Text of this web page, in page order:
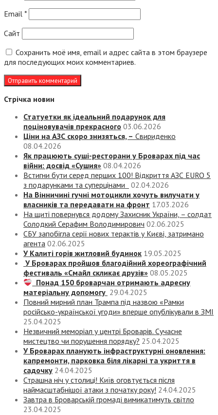
Email *
Сайт
Сохранить моё имя, email и адрес сайта в этом браузере
для последующих моих комментариев.
Стрічка новин
Статуетки як ідеальний подарунок для
поціновувачів прекрасного 03.06.2026
Ціни на АЗС скоро знизяться, – Свириденко
08.04.2026
Як працюють суші-ресторани у Броварах під час
війни: досвід «Сушия» 08.04.2026
Встигни бути серед перших 100! Відкриття АЗС EURO 5
з подарунками та суперцінами
02.04.2026
На Вінничині гучні мотоцикли хочуть вилучати у
власників та передавати на фронт 17.03.2026
На щиті повернувся додому Захисник України, – солдат
Солодкий Серафим Володимирович 02.06.2025
СБУ запобігла серії нових терактів у Києві, затримано
агента 02.06.2025
У Калиті горів житловий будинок 19.05.2025
У Броварах пройшов благодійний хореографічний
фестиваль «Смайл скликає друзів» 08.05.2025
Понад 150 броварчан отримають адресну
матеріальну допомогу 29.04.2025
Повний мирний план Трампа під назвою «‎Рамки
російсько-української угоди» вперше опублікували в ЗМІ
25.04.2025
Незвичний меморіал у центрі Броварів. Сучасне
мистецтво чи порушення порядку? 25.04.2025
У Броварах планують інфраструктурні оновлення:
капремонти, парковка біля лікарні та укриття в
садочку 24.04.2025
Страшна ніч у столиці! Київ оговтується після
наймасштабнішої атаки з початку року! 24.04.2025
Завтра в Броварській громаді вимикатимуть світло
23.04.2025